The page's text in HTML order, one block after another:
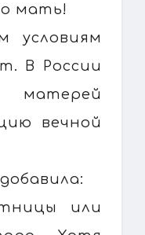
мать!
В России
вечной
или